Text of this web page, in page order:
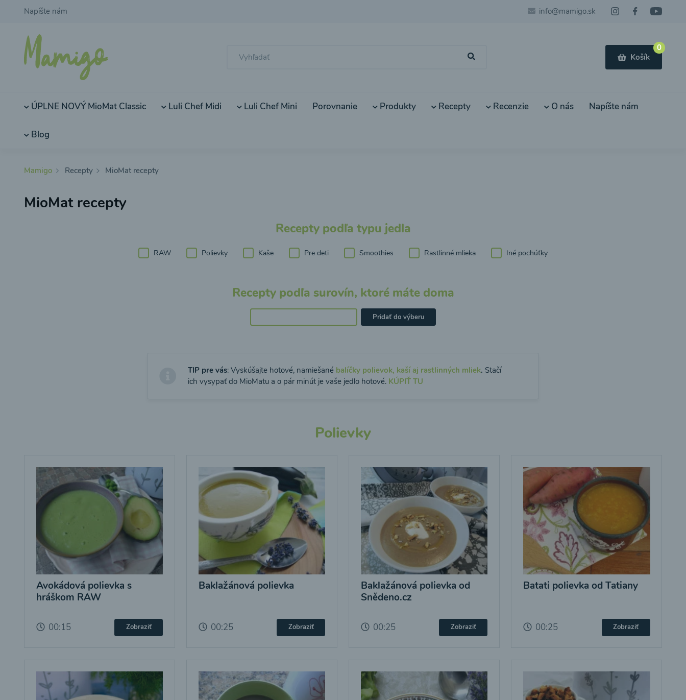
Napíšte nám info@mamigo.sk
0
Košík
ÚPLNE NOVÝ MioMat Classic Luli Chef Midi Luli Chef Mini Porovnanie Produkty Recepty Recenzie O nás Napíšte nám
Blog
Mamigo Recepty MioMat recepty
MioMat recepty
Recepty podľa typu jedla
RAW Polievky Kaše Pre deti Smoothies Rastlinné mlieka Iné pochúťky
Recepty podľa surovín, ktoré máte doma
Pridať do výberu
TIP pre vás: Vyskúšajte hotové, namiešané balíčky polievok, kaší aj rastlinných mliek. Stačí
ich vysypať do MioMatu a o pár minút je vaše jedlo hotové. KÚPIŤ TU
Polievky
Avokádová polievka s
hráškom RAW
00:15 Zobraziť
Baklažánová polievka
00:25 Zobraziť
Baklažánová polievka od
Snědeno.cz
00:25 Zobraziť
Batati polievka od Tatiany
00:25 Zobraziť